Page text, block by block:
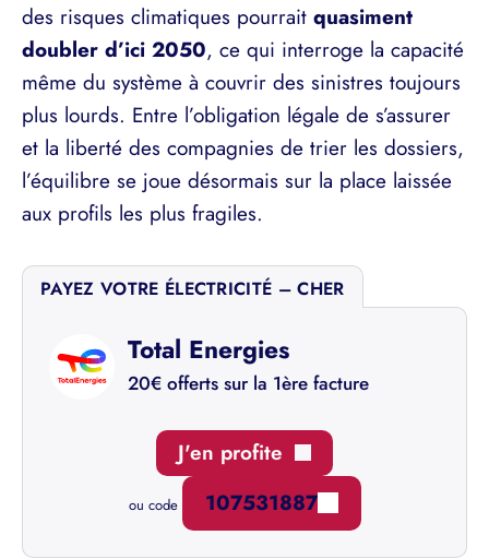
des risques climatiques pourrait quasiment
doubler d’ici 2050, ce qui interroge la capacité
même du système à couvrir des sinistres toujours
plus lourds. Entre l’obligation légale de s’assurer
et la liberté des compagnies de trier les dossiers,
l’équilibre se joue désormais sur la place laissée
aux profils les plus fragiles.
PAYEZ VOTRE ÉLECTRICITÉ – CHER
Total Energies
20€ offerts sur la 1ère facture
J'en profite
ou code 107531887